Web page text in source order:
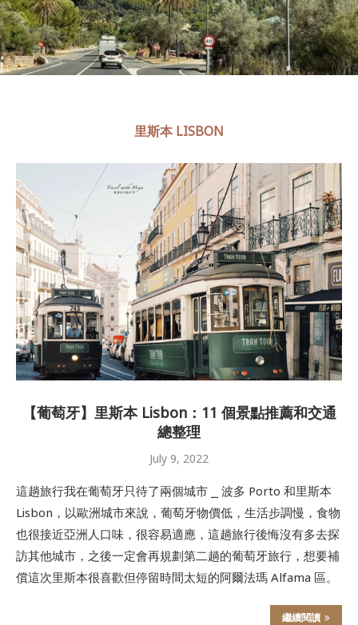
里斯本 LISBON
【葡萄牙】里斯本 Lisbon：11 個景點推薦和交通
總整理
July 9, 2022
這趟旅行我在葡萄牙只待了兩個城市 ⎯ 波多 Porto 和里斯本
Lisbon，以歐洲城市來說，葡萄牙物價低，生活步調慢，食物
也很接近亞洲人口味，很容易適應，這趟旅行後悔沒有多去探
訪其他城市，之後一定會再規劃第二趟的葡萄牙旅行，想要補
償這次里斯本很喜歡但停留時間太短的阿爾法瑪 Alfama 區。
繼續閱讀